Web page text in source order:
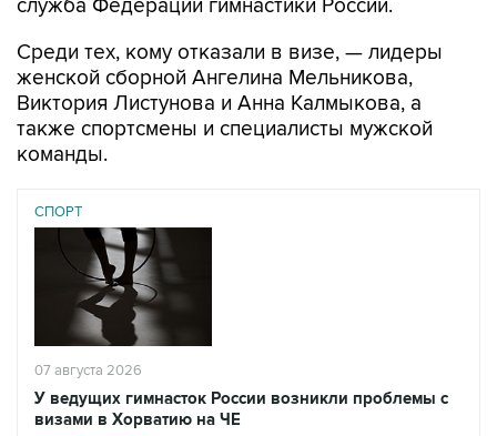
служба Федерации гимнастики России.
Среди тех, кому отказали в визе, — лидеры
женской сборной Ангелина Мельникова,
Виктория Листунова и Анна Калмыкова, а
также спортсмены и специалисты мужской
команды.
СПОРТ
07 августа 2026
У ведущих гимнасток России возникли проблемы с
визами в Хорватию на ЧЕ